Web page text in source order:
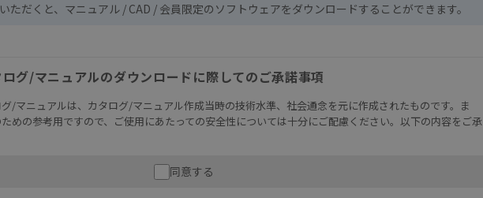
いただくと、マニュアル / CAD / 会員限定のソフトウェアをダウンロードすることができます。
グ/マニュアルのダウンロードに際してのご承諾事項
/マニュアルは、カタログ/マニュアル作成当時の技術水準、社会通念を元に作成されたものです。ま
めの参考用ですので、ご使用にあたっての安全性については十分にご配慮ください。以下の内容をご承
財産に重大な危険を及ぼすような用途に使用される場合には、システム全体として危険を知らせたり、冗
性を確保できるよう設計されていること、および本製品が全体の中で意図した用途に対して適切に配電・
同意する